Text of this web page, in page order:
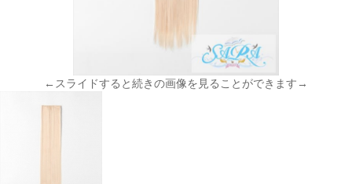
←スライドすると続きの画像を見ることができます→